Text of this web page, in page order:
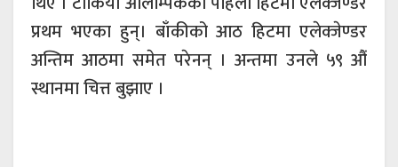
प्रथम भएका हुन्। बाँकीको आठ हिटमा एलेक्जेण्डर
अन्तिम आठमा समेत परेनन् । अन्तमा उनले ५९ औं
स्थानमा चित्त बुझाए ।